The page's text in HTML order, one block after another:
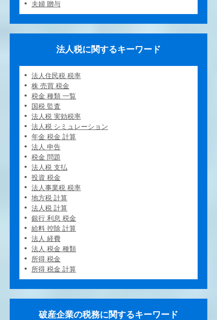
夫婦 贈与
法人税に関するキーワード
法人住民税 税率
株 売買 税金
税金 種類 一覧
国税 監査
法人税 実効税率
法人税 シミュレーション
年金 税金 計算
法人 申告
税金 問題
法人税 支払
投資 税金
法人事業税 税率
地方税 計算
法人税 計算
銀行 利息 税金
給料 控除 計算
法人 経費
法人 税金 種類
所得 税金
所得 税金 計算
破産企業の税務に関するキーワード